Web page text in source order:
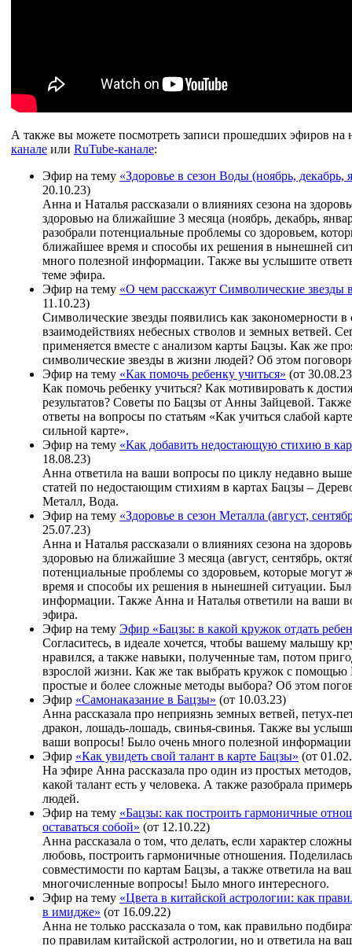
А также вы можете посмотреть записи прошедших эфиров
канале или RuTube-канале:
Эфир на тему «Здоровье в сезон Воды (ноябрь, декабрь,
20.10.23)
Анна и Наталья рассказали о влияниях сезона на
здоровью на ближайшие 3 месяца (ноябрь, декабрь,
разобрали потенциальные проблемы со здоровьем,
ближайшее время и способы их решения в нынешней
много полезной информации. Также вы услышите
теме эфира.
Эфир на тему «О чем расскажут Символические звезды
11.10.23)
Символические звезды появились как закономерности в
взаимодействиях небесных стволов и земных ветвей.
применяется вместе с анализом карты Бацзы. Как же
символические звезды в жизни людей? Об этом
Эфир на тему «Как помочь ребенку учиться» (от
Как помочь ребенку учиться? Как мотивировать к
результатов? Советы по Бацзы от Анны Зайцевой.
ответы на вопросы по статьям «Как учиться слабой
сильной карте».
Эфир на тему «Как добавить недостающую стихию в
18.08.23)
Анна ответила на ваши вопросы по циклу недавно
статей по недостающим стихиям в картах Бацзы –
Металл, Вода.
Эфир на тему «Здоровье в сезон Металла (август,
25.07.23)
Анна и Наталья рассказали о влияниях сезона на
здоровью на ближайшие 3 месяца (август, сентябрь,
потенциальные проблемы со здоровьем, которые могут
время и способы их решения в нынешней ситуации.
информации. Также Анна и Наталья ответили на ваши
эфира.
Эфир на тему Эфир «Бацзы: в какой кружок отдать
Согласитесь, в идеале хочется, чтобы вашему малышу
нравился, а также навыки, полученные там, потом
взрослой жизни. Как же так выбрать кружок с помощью
простые и более сложные методы выбора? Об этом
Эфир «Самонаказание в Бацзы» (от 10.03.23)
Анна рассказала про неприязнь земных ветвей, петух-
дракон, лошадь-лошадь, свинья-свинья. Также вы
ваши вопросы! Было очень много полезной
Эфир «Как увидеть свой талант в карте Бацзы» (от
На эфире Анна рассказала про один из простых
какой талант есть у человека. А также разобрала
людей.
Эфир на тему «Бацзы: как построить гармоничные
оставаться собой» (от 12.10.22)
Анна рассказала о том, что делать, если характер
любовь, построить гармоничные отношения.
совместимости по картам Бацзы, а также ответила на
многочисленные вопросы! Было много интересного.
Эфир на тему «Цвета в китайской астрологии: как
в имидже» (от 16.09.22)
Анна не только рассказала о том, как правильно
по правилам китайской астрологии, но и ответила на